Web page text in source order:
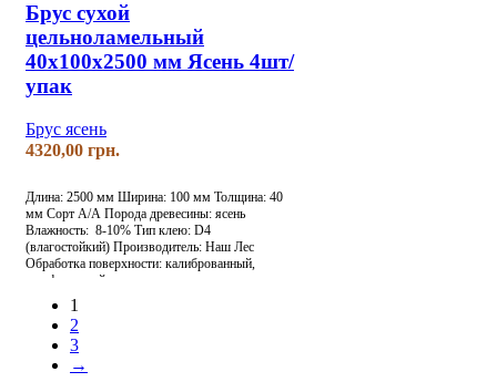
Брус сухой
цельноламельный
40х100х2500 мм Ясень 4шт/
упак
Брус ясень
грн.
Длина: 2500 мм Ширина: 100 мм Толщина: 40
мм Сорт А/А Порода древесины: ясень
Влажность: 8-10% Тип клею: D4
(влагостойкий) Производитель: Наш Лес
Обработка поверхности: калиброванный,
шлифованный
1
2
3
→